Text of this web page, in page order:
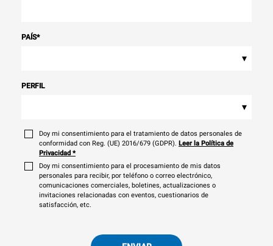
PAÍS*
▾
PERFIL
▾
Doy mi consentimiento para el tratamiento de datos personales de
conformidad con Reg. (UE) 2016/679 (GDPR). Leer la Política de
Privacidad *
Doy mi consentimiento para el procesamiento de mis datos
personales para recibir, por teléfono o correo electrónico,
comunicaciones comerciales, boletines, actualizaciones o
invitaciones relacionadas con eventos, cuestionarios de
satisfacción, etc.